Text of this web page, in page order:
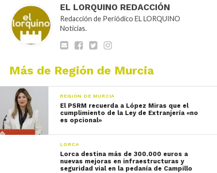
EL LORQUINO REDACCIÓN
Redacción de Periódico EL LORQUINO
Noticias.
Más de Región de Murcia
REGIÓN DE MURCIA
El PSRM recuerda a López Miras que el
cumplimiento de la Ley de Extranjería «no
es opcional»
LORCA
Lorca destina más de 300.000 euros a
nuevas mejoras en infraestructuras y
seguridad vial en la pedanía de Campillo